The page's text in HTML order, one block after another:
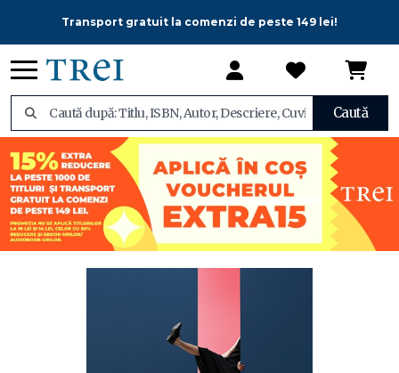
Transport gratuit la comenzi de peste 149 lei!
Caută